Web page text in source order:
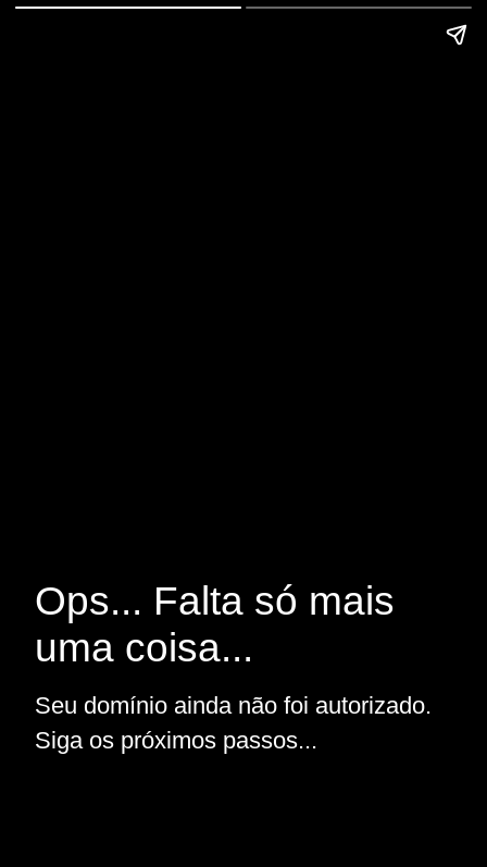
Ops... Falta só mais
uma coisa...
Seu domínio ainda não foi autorizado.
Siga os próximos passos...